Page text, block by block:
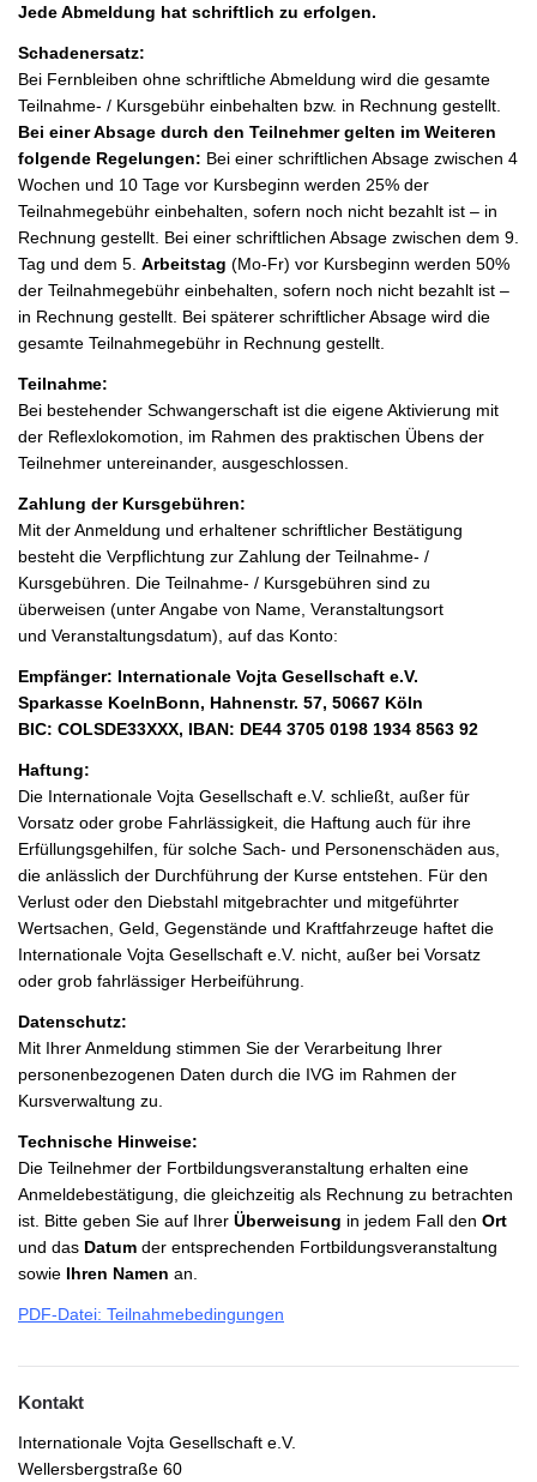
Jede Abmeldung hat schriftlich zu erfolgen.
Schadenersatz:
Bei Fernbleiben ohne schriftliche Abmeldung wird die gesamte
Teilnahme- / Kursgebühr einbehalten bzw. in Rechnung gestellt.
Bei einer Absage durch den Teilnehmer gelten im Weiteren
folgende Regelungen: Bei einer schriftlichen Absage zwischen 4
Wochen und 10 Tage vor Kursbeginn werden 25% der
Teilnahmegebühr einbehalten, sofern noch nicht bezahlt ist – in
Rechnung gestellt. Bei einer schriftlichen Absage zwischen dem 9.
Tag und dem 5. Arbeitstag (Mo-Fr) vor Kursbeginn werden 50%
der Teilnahmegebühr einbehalten, sofern noch nicht bezahlt ist –
in Rechnung gestellt. Bei späterer schriftlicher Absage wird die
gesamte Teilnahmegebühr in Rechnung gestellt.
Teilnahme:
Bei bestehender Schwangerschaft ist die eigene Aktivierung mit
der Reflexlokomotion, im Rahmen des praktischen Übens der
Teilnehmer untereinander, ausgeschlossen.
Zahlung der Kursgebühren:
Mit der Anmeldung und erhaltener schriftlicher Bestätigung
besteht die Verpflichtung zur Zahlung der Teilnahme- /
Kursgebühren. Die Teilnahme- / Kursgebühren sind zu
überweisen (unter Angabe von Name, Veranstaltungsort
und Veranstaltungsdatum), auf das Konto:
Empfänger: Internationale Vojta Gesellschaft e.V.
Sparkasse KoelnBonn, Hahnenstr. 57, 50667 Köln
BIC: COLSDE33XXX, IBAN: DE44 3705 0198 1934 8563 92
Haftung:
Die Internationale Vojta Gesellschaft e.V. schließt, außer für
Vorsatz oder grobe Fahrlässigkeit, die Haftung auch für ihre
Erfüllungsgehilfen, für solche Sach- und Personenschäden aus,
die anlässlich der Durchführung der Kurse entstehen. Für den
Verlust oder den Diebstahl mitgebrachter und mitgeführter
Wertsachen, Geld, Gegenstände und Kraftfahrzeuge haftet die
Internationale Vojta Gesellschaft e.V. nicht, außer bei Vorsatz
oder grob fahrlässiger Herbeiführung.
Datenschutz:
Mit Ihrer Anmeldung stimmen Sie der Verarbeitung Ihrer
personenbezogenen Daten durch die IVG im Rahmen der
Kursverwaltung zu.
Technische Hinweise:
Die Teilnehmer der Fortbildungsveranstaltung erhalten eine
Anmeldebestätigung, die gleichzeitig als Rechnung zu betrachten
ist. Bitte geben Sie auf Ihrer Überweisung in jedem Fall den Ort
und das Datum der entsprechenden Fortbildungsveranstaltung
sowie Ihren Namen an.
PDF-Datei: Teilnahmebedingungen
Kontakt
Internationale Vojta Gesellschaft e.V.
Wellersbergstraße 60